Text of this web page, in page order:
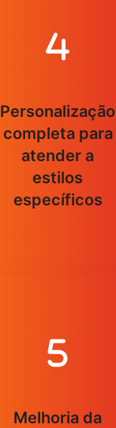
Personalização
completa para
atender a
estilos
específicos
Melhoria da